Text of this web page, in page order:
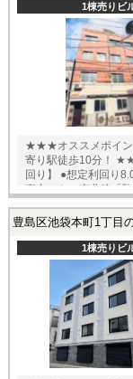
1棟売りビ
★★★オススメポイント
寄り駅徒歩10分！ ★★★★★★★★★★★★★★★★★★★★★★★★ 【利
回り】 ●想定利回り8.04％ ●想定年収1320万円 【交通】 ●JR山手・
豊島区池袋本町1丁目
1棟売りビ